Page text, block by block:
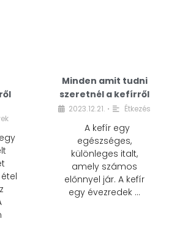
Minden amit tudni
szeretnél a kefírről
2023.12.21. • Étkezés
A kefír egy
egészséges,
különleges italt,
amely számos
előnnyel jár. A kefír
egy évezredek …